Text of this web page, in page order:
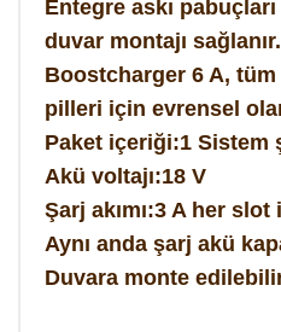
Entegre askı
duvar montajı
Boostcharger 6 A,
pilleri için evrensel
Paket içeriği:1 Sistem
Akü voltajı:18 V
Şarj akımı:3 A her
Aynı anda şarj akü
Duvara monte